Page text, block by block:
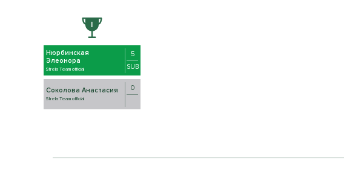
Нюрбинская
Элеонора
Strela Team official
5
SUB
Соколова Анастасия
Strela Team official
0